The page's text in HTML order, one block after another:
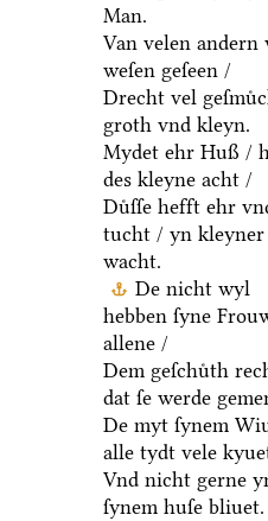
Man.
Van velen andern
weſen geſeen /
Drecht vel
groth vnd kleyn.
Mydet ehr Huß /
des kleyne acht /
Duͤſſe hefft ehr
tucht / yn kleyner
wacht.
De nicht wyl
hebben ſyne
allene /
Dem geſchuͤth
dat ſe werde
De myt ſynem
alle tydt vele
Vnd nicht gerne
ſynem huſe bliuet.